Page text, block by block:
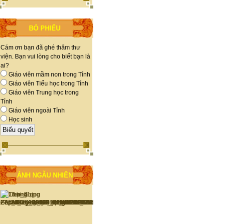
BỎ PHIẾU
Cám ơn bạn đã ghé thăm thư
viện. Bạn vui lòng cho biết bạn là
ai?
Giáo viên mầm non trong Tỉnh
Giáo viên Tiểu học trong Tỉnh
Giáo viên Trung học trong
Tỉnh
Giáo viên ngoài Tỉnh
Học sinh
ẢNH NGẪU NHIÊN